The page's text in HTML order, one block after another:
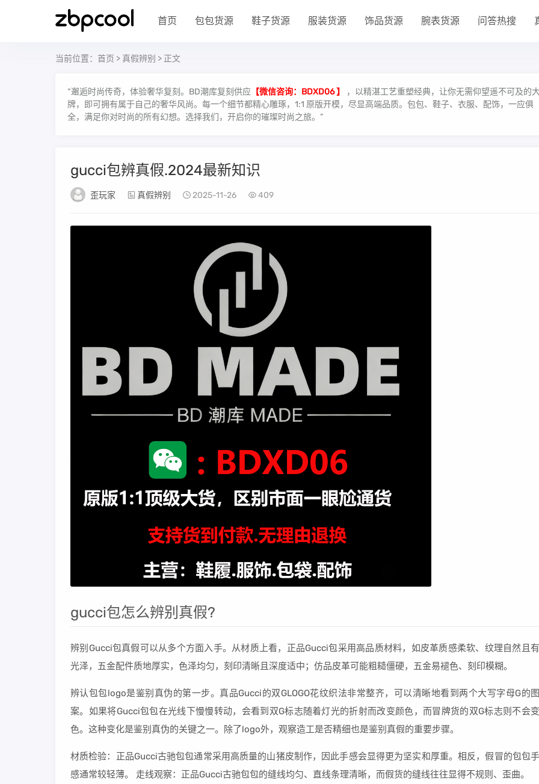
首页 包包货源 鞋子货源 服装货源 饰品货源 腕表货源 问答热搜
当前位置： 首页 > 真假辨别 > 正文
“邂逅时尚传奇，体验奢华复刻。BD潮库复刻供应 【微信咨询：BDXD06 】
，以精湛工艺重塑经典，让你无需仰望遥不可及的
牌，即可拥有属于自己的奢华风尚。每一个细节都精心雕琢，1:1 原版开模，尽显高端品质。包包、鞋子、衣服、配饰，一应俱
全，满足你对时尚的所有幻想。选择我们，开启你的璀璨时尚之旅。”
gucci包辨真假.2024最新知识
歪玩家 真假辨别 2025-11-26 409
gucci包怎么辨别真假?
辨别Gucci包真假可以从多个方面入手。从材质上看，正品Gucci包采用高品质材料，如皮革质感柔软、纹理自然且有
光泽，五金配件质地厚实，色泽均匀，刻印清晰且深度适中；仿品皮革可能粗糙僵硬，五金易褪色、刻印模糊。
辨认包包logo是鉴别真伪的第一步。真品Gucci的双GLOGO花纹织法非常整齐，可以清晰地看到两个大写字母G的图
案。如果将Gucci包包在光线下慢慢转动，会看到双G标志随着灯光的折射而改变颜色，而冒牌货的双G标志则不会变
色。这种变化是鉴别真伪的关键之一。除了logo外，观察造工是否精细也是鉴别真假的重要步骤。
材质检验：正品Gucci古驰包包通常采用高质量的山猪皮制作，因此手感会显得更为坚实和厚重。相反，假冒的包包手
感通常较轻薄。 走线观察：正品Gucci古驰包包的缝线均匀、直线条理清晰，而假货的缝线往往显得不规则、歪曲。